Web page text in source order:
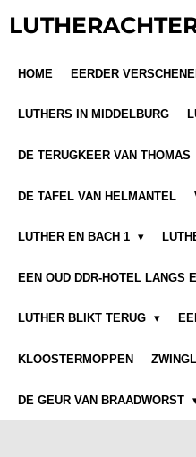
HOME EERDER
LUTHERS IN MIDDELBURG
DE TERUGKEER VAN THOMAS
DE TAFEL VAN HELMANTEL
LUTHER EN BACH 1
EEN OUD DDR-HOTEL LANGS
LUTHER BLIKT TERUG
KLOOSTERMOPPEN
DE GEUR VAN BRAADWORST